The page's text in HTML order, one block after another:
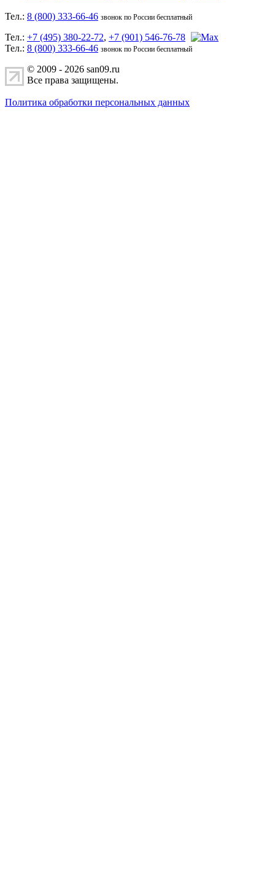
Тел.: 8 (800) 333-66-46 звонок по России бесплатный
Тел.: +7 (495) 380-22-72, +7 (901) 546-76-78
Тел.: 8 (800) 333-66-46 звонок по России бесплатный
© 2009 - 2026 san09.ru
Все права защищены.
Политика обработки персональных данных